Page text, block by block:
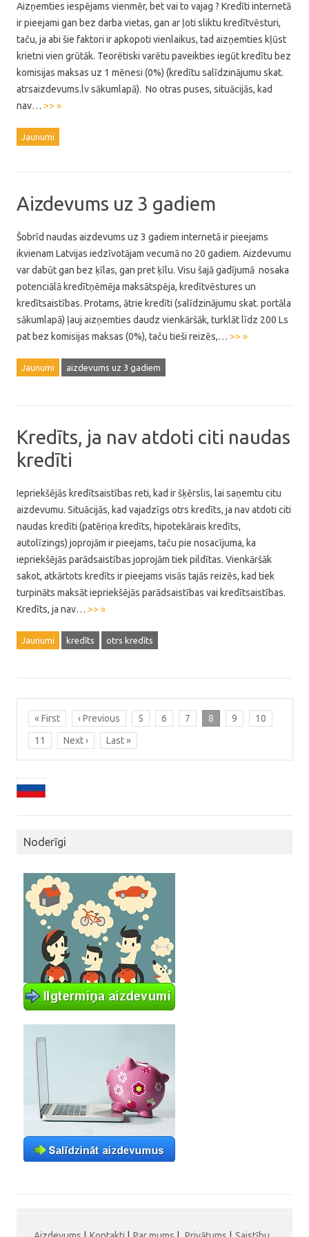
Aizņemties iespējams vienmēr, bet vai to vajag ? Kredīti internetā
ir pieejami gan bez darba vietas, gan ar ļoti sliktu kredītvēsturi,
taču, ja abi šie faktori ir apkopoti vienlaikus, tad aizņemties kļūst
krietni vien grūtāk. Teorētiski varētu paveikties iegūt kredītu bez
komisijas maksas uz 1 mēnesi (0%) (kredītu salīdzinājumu skat.
atrsaizdevums.lv sākumlapā). No otras puses, situācijās, kad
nav… >> »
Jaunumi
Aizdevums uz 3 gadiem
Šobrīd naudas aizdevums uz 3 gadiem internetā ir pieejams
ikvienam Latvijas iedzīvotājam vecumā no 20 gadiem. Aizdevumu
var dabūt gan bez ķīlas, gan pret ķīlu. Visu šajā gadījumā nosaka
potenciālā kredītņēmēja maksātspēja, kredītvēstures un
kredītsaistības. Protams, ātrie kredīti (salīdzinājumu skat. portāla
sākumlapā) ļauj aizņemties daudz vienkāršāk, turklāt līdz 200 Ls
pat bez komisijas maksas (0%), taču tieši reizēs,… >> »
Jaunumi aizdevums uz 3 gadiem
Kredīts, ja nav atdoti citi naudas
kredīti
Iepriekšējās kredītsaistības reti, kad ir šķērslis, lai saņemtu citu
aizdevumu. Situācijās, kad vajadzīgs otrs kredīts, ja nav atdoti citi
naudas kredīti (patēriņa kredīts, hipotekārais kredīts,
autolīzings) joprojām ir pieejams, taču pie nosacījuma, ka
iepriekšējās parādsaistības joprojām tiek pildītas. Vienkāršāk
sakot, atkārtots kredīts ir pieejams visās tajās reizēs, kad tiek
turpināts maksāt iepriekšējās parādsaistības vai kredītsaistības.
Kredīts, ja nav… >> »
Jaunumi kredīts otrs kredīts
« First ‹ Previous 5 6 7 8 9
10
11
Next › Last »
Noderīgi